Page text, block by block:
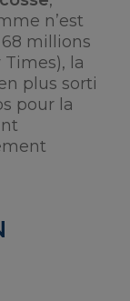
n’est
millions
la
plus sorti
pour la